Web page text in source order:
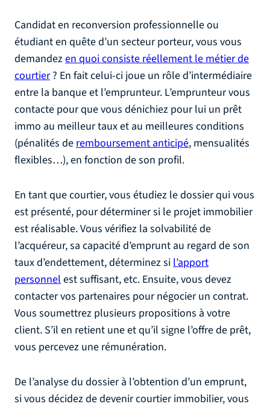
Candidat en reconversion professionnelle ou
étudiant en quête d’un secteur porteur, vous vous
demandezen quoi consiste réellement le métier de
courtier? En fait celui-ci joue un rôle d’intermédiaire
entre la banque et l’emprunteur. L’emprunteur vous
contacte pour que vous dénichiez pour lui un prêt
immo au meilleur taux et au meilleures conditions
(pénalités deremboursement anticipé, mensualités
flexibles…), en fonction de son profil.
En tant que courtier, vous étudiez le dossier qui vous
est présenté, pour déterminer si le projet immobilier
est réalisable. Vous vérifiez la solvabilité de
l’acquéreur, sa capacité d’emprunt au regard de son
taux d’endettement, déterminez sil’apport
personnelest suffisant, etc. Ensuite, vous devez
contacter vos partenaires pour négocier un contrat.
Vous soumettrez plusieurs propositions à votre
client. S’il en retient une et qu’il signe l’offre de prêt,
vous percevez une rémunération.
De l’analyse du dossier à l’obtention d’un emprunt,
si vous décidez de devenir courtier immobilier, vous